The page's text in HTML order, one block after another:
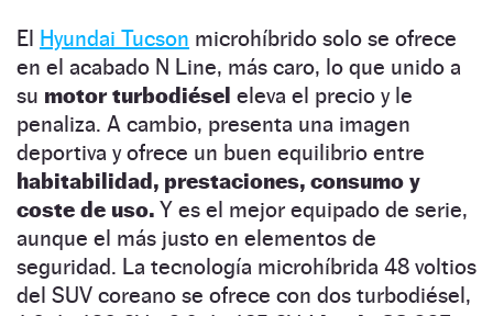
El Hyundai Tucson microhíbrido solo se ofrece
en el acabado N Line, más caro, lo que unido a
su motor turbodiésel eleva el precio y le
penaliza. A cambio, presenta una imagen
deportiva y ofrece un buen equilibrio entre
habitabilidad, prestaciones, consumo y
coste de uso. Y es el mejor equipado de serie,
aunque el más justo en elementos de
seguridad. La tecnología microhíbrida 48 voltios
del SUV coreano se ofrece con dos turbodiésel,